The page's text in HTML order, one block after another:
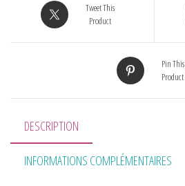
Tweet This
Product
Pin This
Product
DESCRIPTION
INFORMATIONS COMPLÉMENTAIRES